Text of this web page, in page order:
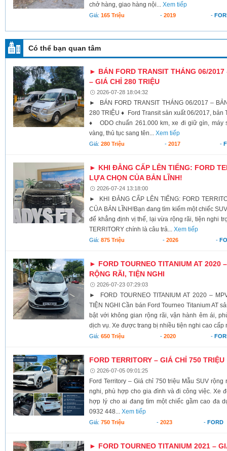
chở hàng, giao hàng nội...Xem tiếp
Giá:165 Triệu - 2019 -
Có thể bạn quan tâm
► BÁN FORD TRANSIT THÁNG 06/
– GIÁ CHỈ 280 TRIỆU
2026-07-28 18:04:32
► BÁN FORD TRANSIT THÁNG 06/2017 –
280 TRIỆU ♦ Ford Transit sản xuất 06/2017, bản
♦ ODO chuẩn 261.000 km, xe đi giữ gìn,
vàng, thủ tục sang tên...Xem tiếp
Giá:280 Triệu - 2017 -
► KHI ĐẲNG CẤP LÊN TIẾNG: FORD
LỰA CHỌN CỦA BẢN LĨNH!
2026-07-24 13:18:00
► KHI ĐẲNG CẤP LÊN TIẾNG: FORD
CỦA BẢN LĨNH! ​Bạn đang tìm kiếm một chiếc
để khẳng định vị thế, lại vừa rộng rãi, tiện nghi
TERRITORY chính là câu trả...Xem tiếp
Giá:875 Triệu - 2026 -
► FORD TOURNEO TITANIUM AT 2020
RỘNG RÃI, TIỆN NGHI
2026-07-23 07:29:03
► FORD TOURNEO TITANIUM AT 2020 –
TIỆN NGHI Cần bán Ford Tourneo Titanium AT
bật với không gian rộng rãi, vận hành êm ái,
dịch vụ. Xe được trang bị nhiều tiện nghi cao
Giá:650 Triệu - 2020 -
FORD TERRITORY – GIÁ CHỈ 750 TRIỆU
2026-07-05 09:01:25
Ford Territory – Giá chỉ 750 triệu Mẫu SUV
nghi, phù hợp cho gia đình và đi công việc. Xe
hợp lý cho ai đang tìm một chiếc gầm cao đa
0932 448...Xem tiếp
Giá:750 Triệu - 2023 -FORD
► FORD TOURNEO TITANIUM 2021 –